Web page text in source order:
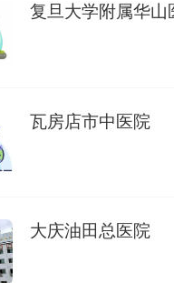
复旦大学附属华山
瓦房店市中医院
大庆油田总医院